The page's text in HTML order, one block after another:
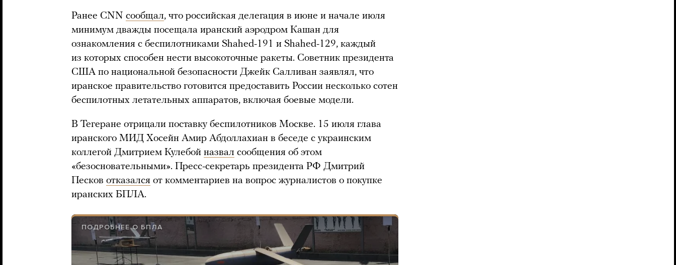
Ранее CNN сообщал, что российская делегация в июне и начале июля
минимум дважды посещала иранский аэродром Кашан для
ознакомления с беспилотниками Shahed-191 и Shahed-129, каждый
из которых способен нести высокоточные ракеты. Советник президента
США по национальной безопасности Джейк Салливан заявлял, что
иранское правительство готовится предоставить России несколько сотен
беспилотных летательных аппаратов, включая боевые модели.
В Тегеране отрицали поставку беспилотников Москве. 15 июля глава
иранского МИД Хосейн Амир Абдоллахиан в беседе с украинским
коллегой Дмитрием Кулебой назвал сообщения об этом
«безосновательными». Пресс-секретарь президента РФ Дмитрий
Песков отказался от комментариев на вопрос журналистов о покупке
иранских БПЛА.
ПОДРОБНЕЕ О БПЛА